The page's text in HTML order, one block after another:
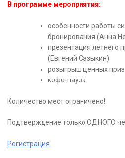
В программе мероприятия:
особенности работы
бронирования (Анна
презентация летнего
(Евгений Сазыкин)
розыгрыш ценных
кофе-пауза.
Количество мест ограничено!
Подтверждение только ОДНОГО
Регистрация.